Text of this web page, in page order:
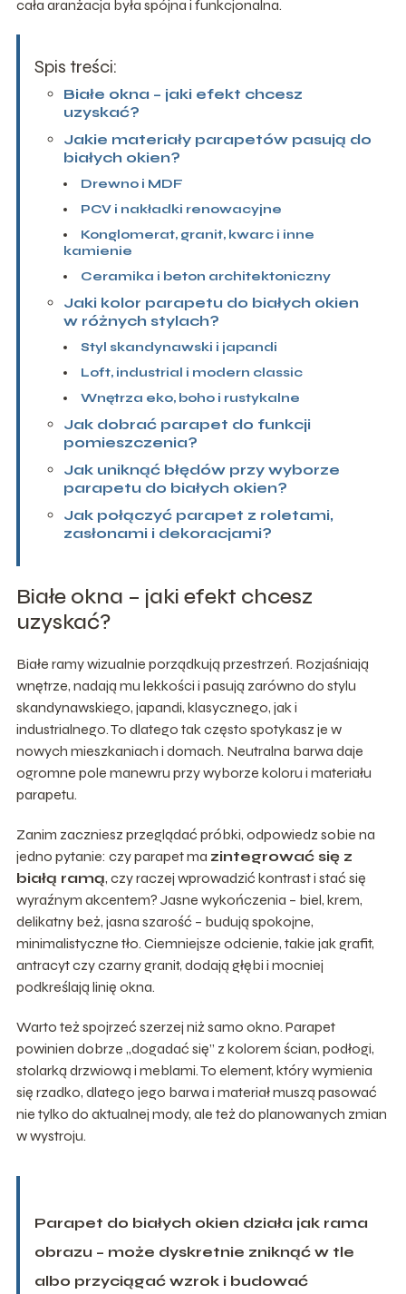
cała aranżacja była spójna i funkcjonalna.
Spis treści:
Białe okna – jaki efekt chcesz
uzyskać?
Jakie materiały parapetów pasują do
białych okien?
Drewno i MDF
PCV i nakładki renowacyjne
Konglomerat, granit, kwarc i inne
kamienie
Ceramika i beton architektoniczny
Jaki kolor parapetu do białych okien
w różnych stylach?
Styl skandynawski i japandi
Loft, industrial i modern classic
Wnętrza eko, boho i rustykalne
Jak dobrać parapet do funkcji
pomieszczenia?
Jak uniknąć błędów przy wyborze
parapetu do białych okien?
Jak połączyć parapet z roletami,
zasłonami i dekoracjami?
Białe okna – jaki efekt chcesz
uzyskać?
Białe ramy wizualnie porządkują przestrzeń. Rozjaśniają
wnętrze, nadają mu lekkości i pasują zarówno do stylu
skandynawskiego, japandi, klasycznego, jak i
industrialnego. To dlatego tak często spotykasz je w
nowych mieszkaniach i domach. Neutralna barwa daje
ogromne pole manewru przy wyborze koloru i materiału
parapetu.
Zanim zaczniesz przeglądać próbki, odpowiedz sobie na
jedno pytanie: czy parapet ma zintegrować się z
białą ramą, czy raczej wprowadzić kontrast i stać się
wyraźnym akcentem? Jasne wykończenia – biel, krem,
delikatny beż, jasna szarość – budują spokojne,
minimalistyczne tło. Ciemniejsze odcienie, takie jak grafit,
antracyt czy czarny granit, dodają głębi i mocniej
podkreślają linię okna.
Warto też spojrzeć szerzej niż samo okno. Parapet
powinien dobrze „dogadać się” z kolorem ścian, podłogi,
stolarką drzwiową i meblami. To element, który wymienia
się rzadko, dlatego jego barwa i materiał muszą pasować
nie tylko do aktualnej mody, ale też do planowanych zmian
w wystroju.
Parapet do białych okien działa jak rama
obrazu – może dyskretnie zniknąć w tle
albo przyciągać wzrok i budować